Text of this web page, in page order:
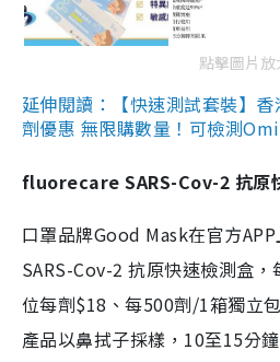
點擊圖片放
延伸閱讀：【快速測試套裝】
劑優惠 無限購數量！可檢測
fluorecare SARS-Cov-2 抗原
口罩品牌Good Mask在官方
SARS-Cov-2 抗原快速檢測盒
位每劑$18、每500劑/1箱獨立
產品以鼻拭子採樣，10至15分